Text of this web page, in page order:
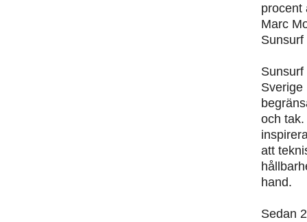
procent
Marc
Sunsurf
Sverige
och
att
hand.
Sedan